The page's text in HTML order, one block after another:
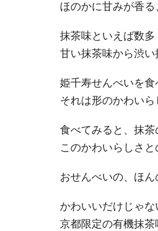
ほのかに甘みが香る
抹茶味といえば数多
甘い抹茶味から渋い
姫千寿せんべいを食
それは形のかわいら
食べてみると、抹茶
このかわいらしさと
おせんべいの、ほ
かわいいだけじゃな
京都限定の有機抹茶